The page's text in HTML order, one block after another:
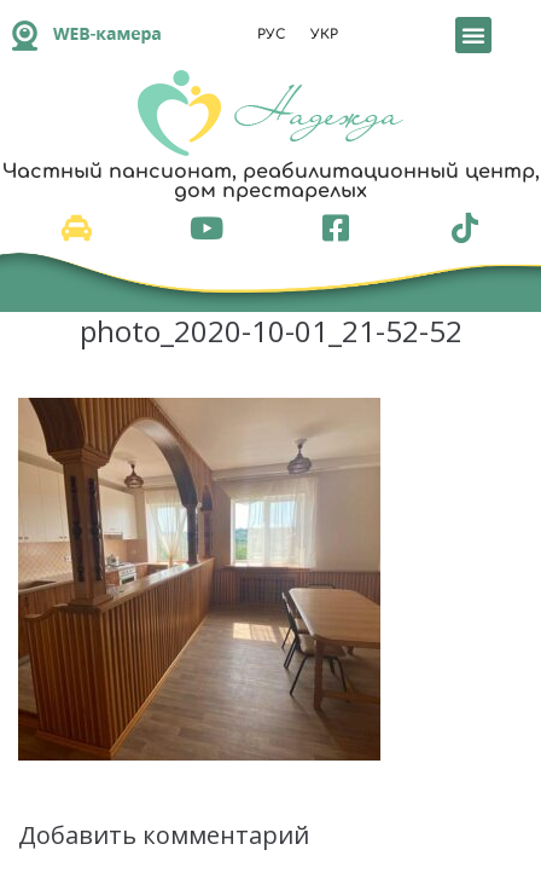
РУС УКР
Частный пансионат, реабилитационный центр,
дом престарелых
photo_2020-10-01_21-52-52
Добавить комментарий